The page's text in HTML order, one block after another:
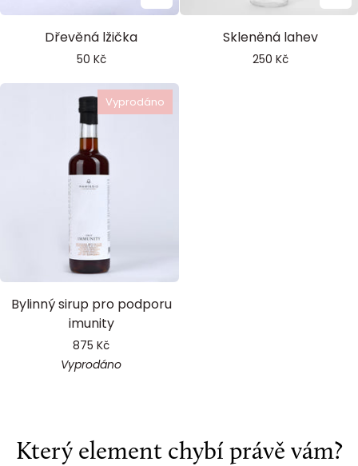
DřevěnáDřevěná lžička
50 Kč
SkleněnáSkleněná lahev
250 Kč
Vyprodáno
Immunity
Sirup
Bylinný sirup pro podporu
imunity
875 Kč
Vyprodáno
Který element chybí právě vám?